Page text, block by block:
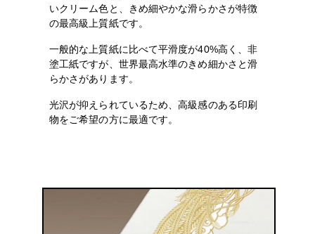
いクリーム色と、きめ細やかな滑らかさが特徴
の最高級上質紙です。
一般的な上質紙に比べて平滑度が40%高く、非
塗工紙ですが、世界最高水準のきめ細かさと滑
らかさがあります。
光沢が抑えられているため、高級感のある印刷
物をご希望の方に最適です。